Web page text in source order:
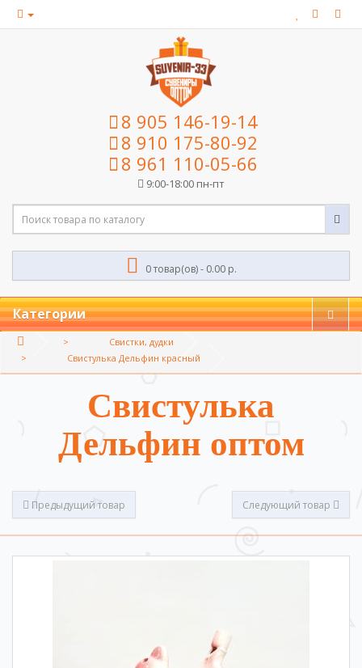
8 905 146-19-14
8 910 175-80-92
8 961 110-05-66
9:00-18:00 пн-пт
0 товар(ов) - 0.00 р.
Категории
Свистки, дудки
Свистулька Дельфин красный
Свистулька
Дельфин оптом
Предыдущий товар Следующий товар